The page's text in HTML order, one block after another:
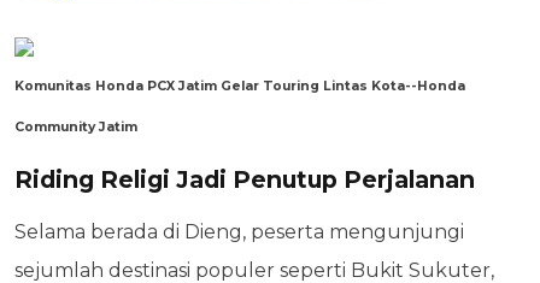
Komunitas Honda PCX Jatim Gelar Touring Lintas Kota--Honda
Community Jatim
Riding Religi Jadi Penutup Perjalanan
Selama berada di Dieng, peserta mengunjungi
sejumlah destinasi populer seperti Bukit Sukuter,